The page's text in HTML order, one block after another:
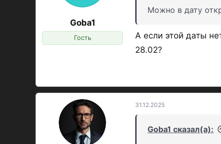
Goba1
Гость
Можно в дату
А если этой даты
28.02?
31.12.2025
Goba1 сказал(а):